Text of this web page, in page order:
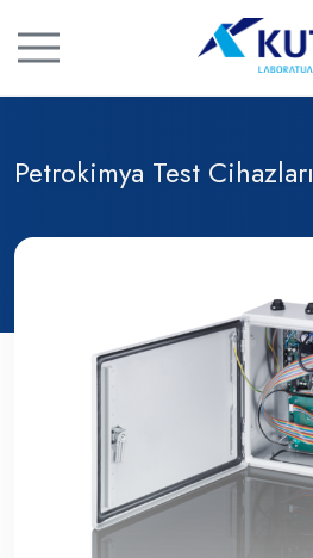
Petrokimya Test Cihazları